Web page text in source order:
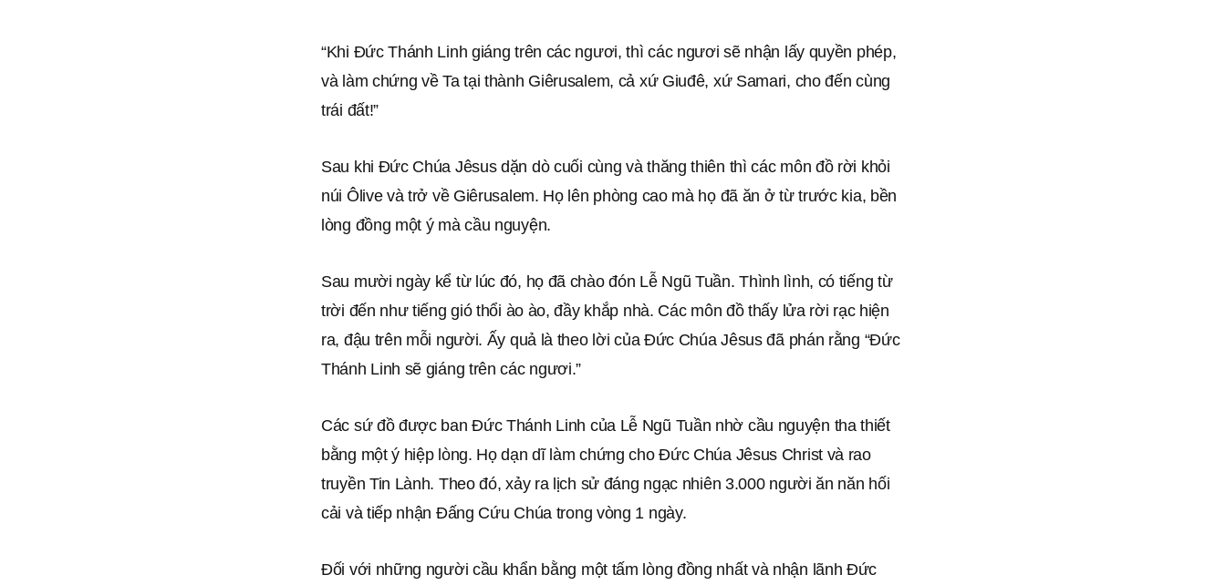
“Khi Ðức Thánh Linh giáng trên các ngươi, thì các ngươi sẽ nhận lấy quyền phép,
và làm chứng về Ta tại thành Giêrusalem, cả xứ Giuđê, xứ Samari, cho đến cùng
trái đất!”
Sau khi Đức Chúa Jêsus dặn dò cuối cùng và thăng thiên thì các môn đồ rời khỏi
núi Ôlive và trở về Giêrusalem. Họ lên phòng cao mà họ đã ăn ở từ trước kia, bền
lòng đồng một ý mà cầu nguyện.
Sau mười ngày kể từ lúc đó, họ đã chào đón Lễ Ngũ Tuần. Thình lình, có tiếng từ
trời đến như tiếng gió thổi ào ào, đầy khắp nhà. Các môn đồ thấy lửa rời rạc hiện
ra, đậu trên mỗi người. Ấy quả là theo lời của Đức Chúa Jêsus đã phán rằng “Ðức
Thánh Linh sẽ giáng trên các ngươi.”
Các sứ đồ được ban Đức Thánh Linh của Lễ Ngũ Tuần nhờ cầu nguyện tha thiết
bằng một ý hiệp lòng. Họ dạn dĩ làm chứng cho Đức Chúa Jêsus Christ và rao
truyền Tin Lành. Theo đó, xảy ra lịch sử đáng ngạc nhiên 3.000 người ăn năn hối
cải và tiếp nhận Đấng Cứu Chúa trong vòng 1 ngày.
Đối với những người cầu khẩn bằng một tấm lòng đồng nhất và nhận lãnh Đức